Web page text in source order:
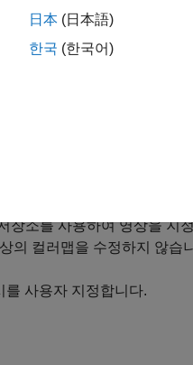
니다.
이진 영상을 인덱스 영상
장소를 사용하여 영상을 지
의 컬러맵을 수정하지 않습
를 사용자 지정합니다.
日本 (日本語)
한국 (한국어)